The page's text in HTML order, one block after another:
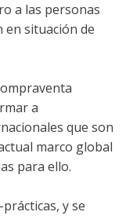
a las personas
en situación de
a
que son
marco global
para ello.
y se